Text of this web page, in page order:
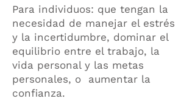
Para individuos: que tengan la
necesidad de manejar el estrés
y la incertidumbre, dominar el
equilibrio entre el trabajo, la
vida personal y las metas
personales, o aumentar la
confianza.